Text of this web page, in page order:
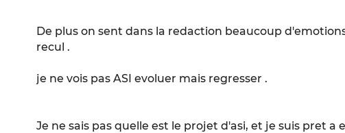
De plus on sent dans la redaction beaucoup
recul .
je ne vois pas ASI evoluer mais regresser .
Je ne sais pas quelle est le projet d'asi, et je suis pret a